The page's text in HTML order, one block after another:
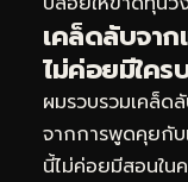
เคล็ดลับจา
ไม่ค่อยมีใคร
ผมรวบรวมเคล็ด
จากการพูดคุยกับ
นี้ไม่ค่อยมีสอนใน